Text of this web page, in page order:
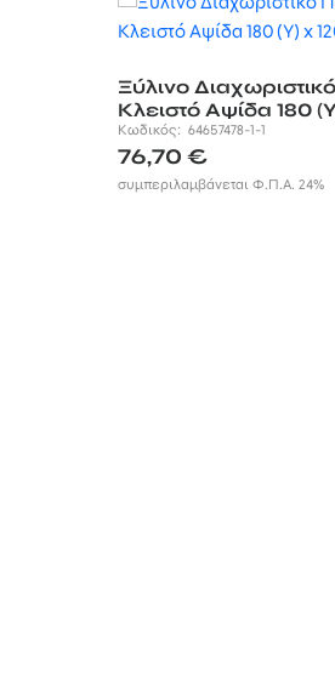
Ξύλινο
Κλειστό Αψίδα 180
120εκ.
Κωδικός: 64657478-1-1
76,70 €
συμπεριλαμβάνεται Φ.Π.Α. 24%